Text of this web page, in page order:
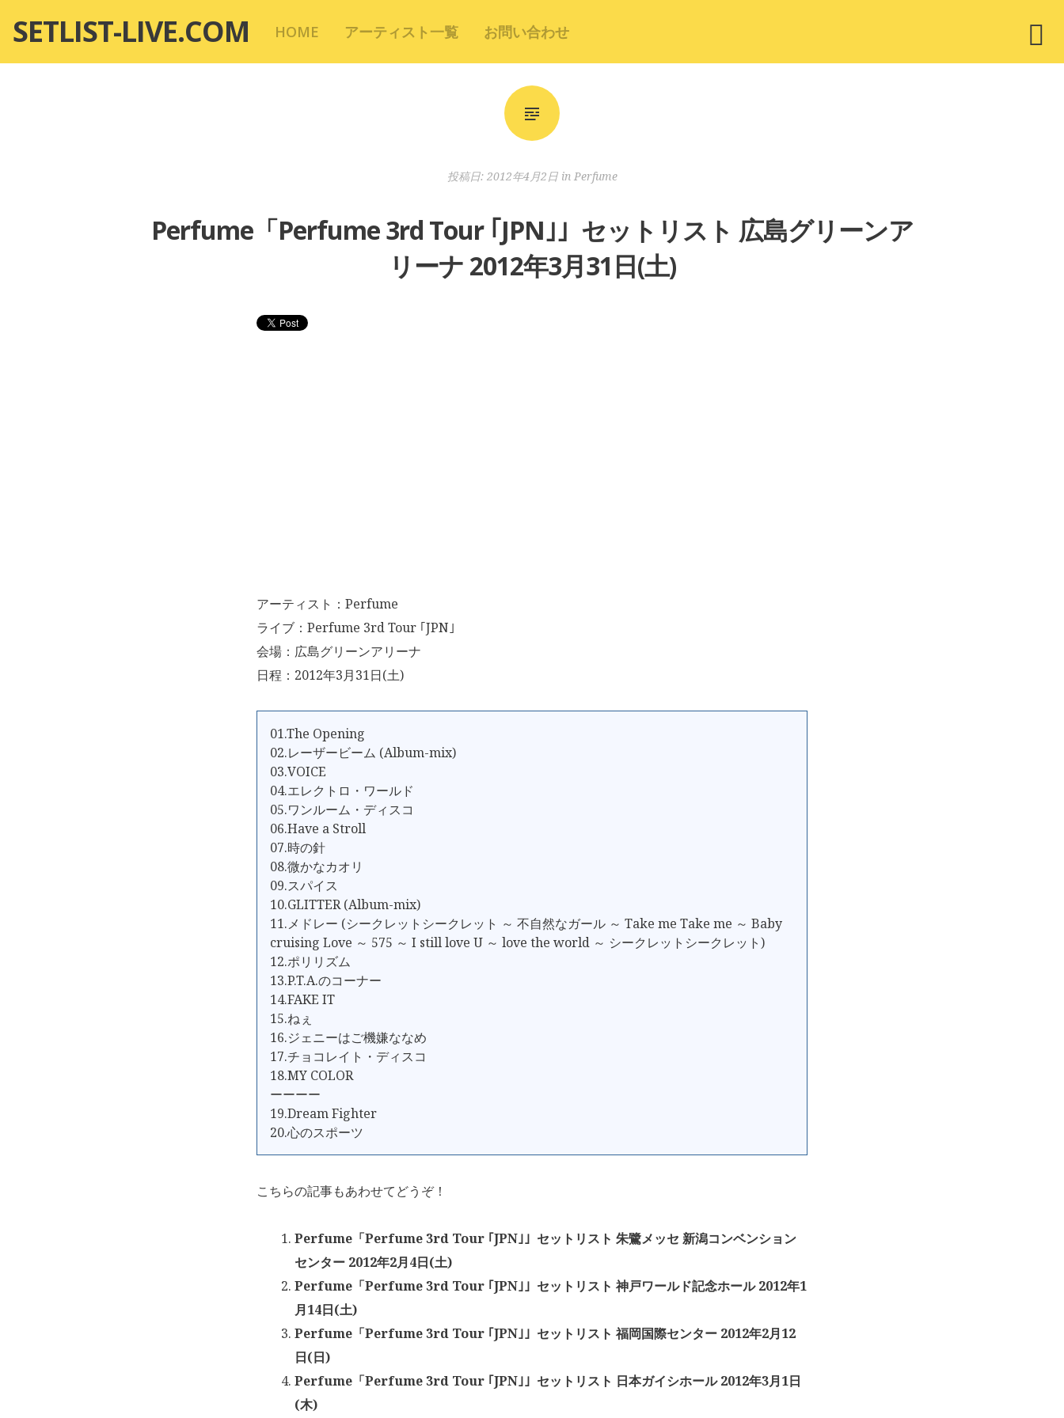
テ
SETLIST-LIVE.COM HOME アーティスト一覧 お問い合わせ
投稿日: 2012年4月2日in Perfume
Perfume「Perfume 3rd Tour ｢JPN｣」セットリスト 広島グリーンア
リーナ 2012年3月31日(土)
アーティスト：Perfume
ライブ：Perfume 3rd Tour ｢JPN｣
会場：広島グリーンアリーナ
日程：2012年3月31日(土)
01.The Opening
02.レーザービーム (Album-mix)
03.VOICE
04.エレクトロ・ワールド
05.ワンルーム・ディスコ
06.Have a Stroll
07.時の針
08.微かなカオリ
09.スパイス
10.GLITTER (Album-mix)
11.メドレー (シークレットシークレット ～ 不自然なガール ～ Take me Take me ～ Baby
cruising Love ～ 575 ～ I still love U ～ love the world ～ シークレットシークレット)
12.ポリリズム
13.P.T.A.のコーナー
14.FAKE IT
15.ねぇ
16.ジェニーはご機嫌ななめ
17.チョコレイト・ディスコ
18.MY COLOR
ーーーー
19.Dream Fighter
20.心のスポーツ
こちらの記事もあわせてどうぞ！
Perfume「Perfume 3rd Tour ｢JPN｣」セットリスト 朱鷺メッセ 新潟コンベンション
センター 2012年2月4日(土)
Perfume「Perfume 3rd Tour ｢JPN｣」セットリスト 神戸ワールド記念ホール 2012年1
月14日(土)
Perfume「Perfume 3rd Tour ｢JPN｣」セットリスト 福岡国際センター 2012年2月12
日(日)
Perfume「Perfume 3rd Tour ｢JPN｣」セットリスト 日本ガイシホール 2012年3月1日
(木)